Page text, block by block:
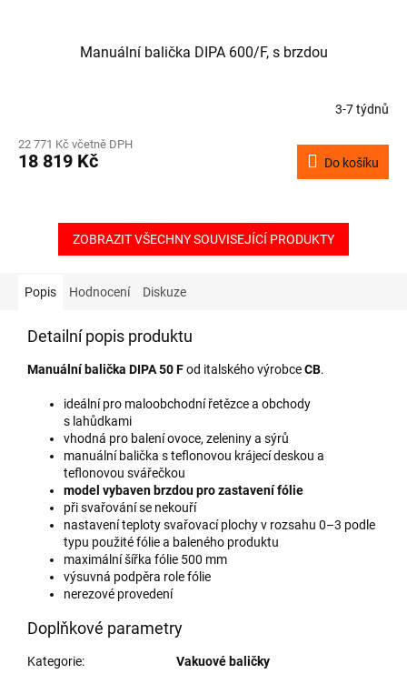
Manuální balička DIPA 600/F, s brzdou
3-7 týdnů
22 771 Kč včetně DPH
18 819 Kč Do košíku
ZOBRAZIT VŠECHNY SOUVISEJÍCÍ PRODUKTY
Popis Hodnocení Diskuze
Detailní popis produktu
Manuální balička DIPA 50 Fod italského výrobceCB.
ideální pro maloobchodní řetězce a obchody
s lahůdkami
vhodná pro balení ovoce, zeleniny a sýrů
manuální balička s teflonovou krájecí deskou a
teflonovou svářečkou
model vybaven brzdou pro zastavení fólie
při svařování se nekouří
nastavení teploty svařovací plochy v rozsahu 0–3 podle
typu použité fólie a baleného produktu
maximální šířka fólie 500 mm
výsuvná podpěra role fólie
nerezové provedení
Doplňkové parametry
Kategorie:
Vakuové baličky